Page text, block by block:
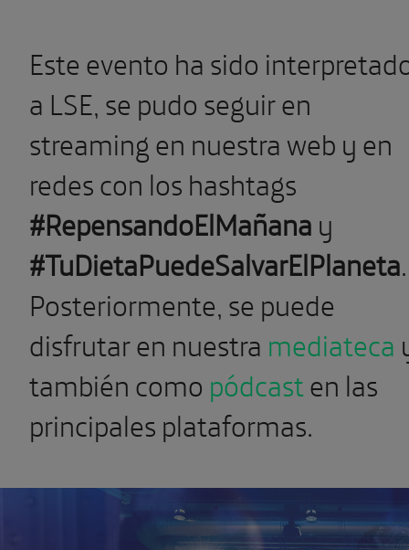
Este evento ha sido
a LSE, se pudo seguir en
streaming en nuestra web y en
redes con los hashtags
#RepensandoElMañanay
#TuDietaPuedeSalvarElPlaneta.
Posteriormente, se puede
disfrutar en nuestra mediateca
también como pódcasten las
principales plataformas.